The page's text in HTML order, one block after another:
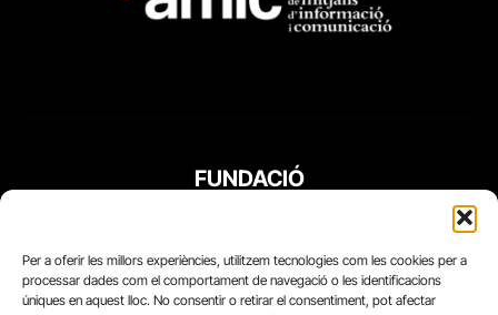
Per a oferir les millors experiències, utilitzem tecnologies com les cookies per a
processar dades com el comportament de navegació o les identificacions
úniques en aquest lloc. No consentir o retirar el consentiment, pot afectar
FUNDACIÓ